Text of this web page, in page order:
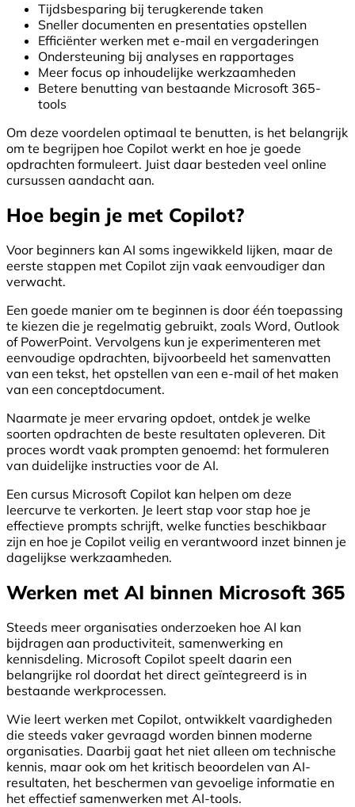
Tijdsbesparing bij terugkerende taken
Sneller documenten en presentaties opstellen
Efficiënter werken met e-mail en vergaderingen
Ondersteuning bij analyses en rapportages
Meer focus op inhoudelijke werkzaamheden
Betere benutting van bestaande Microsoft 365-
tools
Om deze voordelen optimaal te benutten, is het belangrijk
om te begrijpen hoe Copilot werkt en hoe je goede
opdrachten formuleert. Juist daar besteden veel online
cursussen aandacht aan.
Hoe begin je met Copilot?
Voor beginners kan AI soms ingewikkeld lijken, maar de
eerste stappen met Copilot zijn vaak eenvoudiger dan
verwacht.
Een goede manier om te beginnen is door één toepassing
te kiezen die je regelmatig gebruikt, zoals Word, Outlook
of PowerPoint. Vervolgens kun je experimenteren met
eenvoudige opdrachten, bijvoorbeeld het samenvatten
van een tekst, het opstellen van een e-mail of het maken
van een conceptdocument.
Naarmate je meer ervaring opdoet, ontdek je welke
soorten opdrachten de beste resultaten opleveren. Dit
proces wordt vaak prompten genoemd: het formuleren
van duidelijke instructies voor de AI.
Een cursus Microsoft Copilot kan helpen om deze
leercurve te verkorten. Je leert stap voor stap hoe je
effectieve prompts schrijft, welke functies beschikbaar
zijn en hoe je Copilot veilig en verantwoord inzet binnen je
dagelijkse werkzaamheden.
Werken met AI binnen Microsoft 365
Steeds meer organisaties onderzoeken hoe AI kan
bijdragen aan productiviteit, samenwerking en
kennisdeling. Microsoft Copilot speelt daarin een
belangrijke rol doordat het direct geïntegreerd is in
bestaande werkprocessen.
Wie leert werken met Copilot, ontwikkelt vaardigheden
die steeds vaker gevraagd worden binnen moderne
organisaties. Daarbij gaat het niet alleen om technische
kennis, maar ook om het kritisch beoordelen van AI-
resultaten, het beschermen van gevoelige informatie en
het effectief samenwerken met AI-tools.